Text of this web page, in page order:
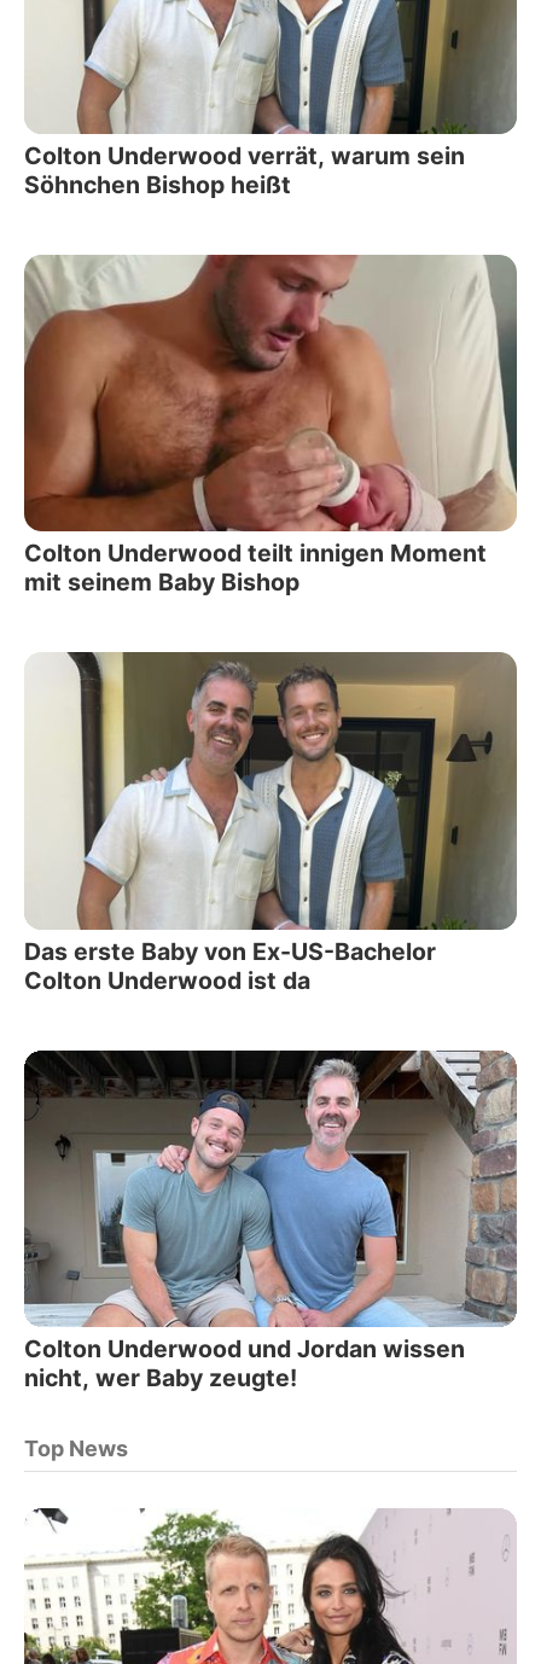
Colton Underwood verrät, warum sein
Söhnchen Bishop heißt
Colton Underwood teilt innigen Moment
mit seinem Baby Bishop
Das erste Baby von Ex-US-Bachelor
Colton Underwood ist da
Colton Underwood und Jordan wissen
nicht, wer Baby zeugte!
Top News